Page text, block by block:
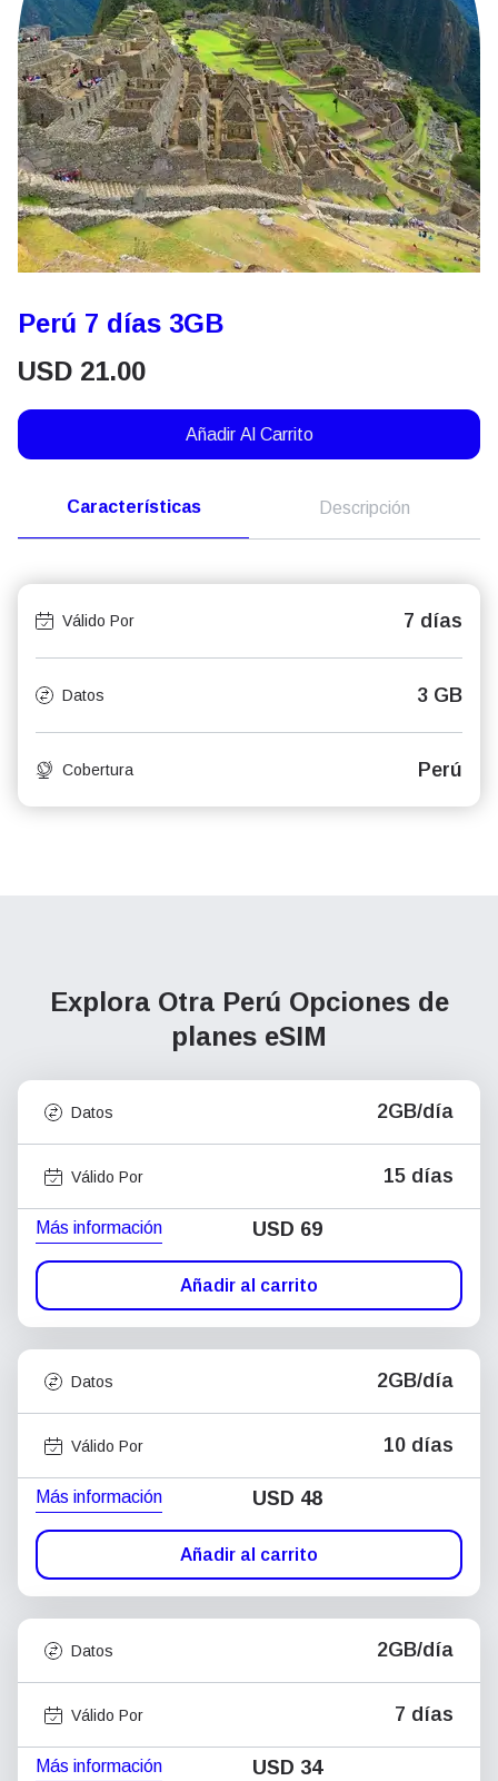
Perú 7 días 3GB
USD 21.00
Añadir Al Carrito
Características Descripción
Válido Por 7 días
Datos 3 GB
Cobertura Perú
Explora Otra Perú Opciones de
planes eSIM
Datos 2GB/día
Válido Por 15 días
Más información USD 69
Añadir al carrito
Datos 2GB/día
Válido Por 10 días
Más información USD 48
Añadir al carrito
Datos 2GB/día
Válido Por 7 días
Más información USD 34